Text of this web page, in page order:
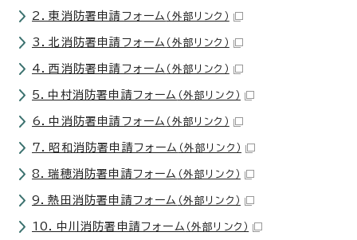
2．東消防署申請フォーム （外部リンク）
3．北消防署申請フォーム （外部リンク）
4．西消防署申請フォーム （外部リンク）
5．中村消防署申請フォーム （外部リンク）
6．中消防署申請フォーム （外部リンク）
7．昭和消防署申請フォーム （外部リンク）
8．瑞穂消防署申請フォーム （外部リンク）
9．熱田消防署申請フォーム （外部リンク）
10．中川消防署申請フォーム （外部リンク）